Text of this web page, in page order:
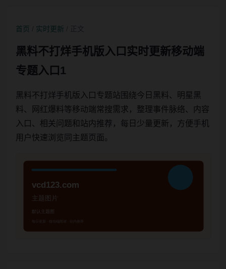
首页 实时更新
黑料不打烊手机版入口实时更新移动端
专题入口1
黑料不打烊手机版入口专题站围绕今日黑料、明星黑
料、网红爆料等移动端常搜需求，整理事件脉络、内容
入口、相关问题和站内推荐，每日少量更新，方便手机
用户快速浏览同主题页面。